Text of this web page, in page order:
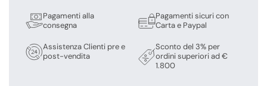
Pagamenti alla
consegna
Assistenza Clienti pre e
post-vendita
Pagamenti sicuri con
Carta e Paypal
Sconto del 3% per
ordini superiori ad €
1.800